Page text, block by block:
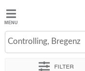
Jobted
Jobs
Controlling, Bregenz
Filter